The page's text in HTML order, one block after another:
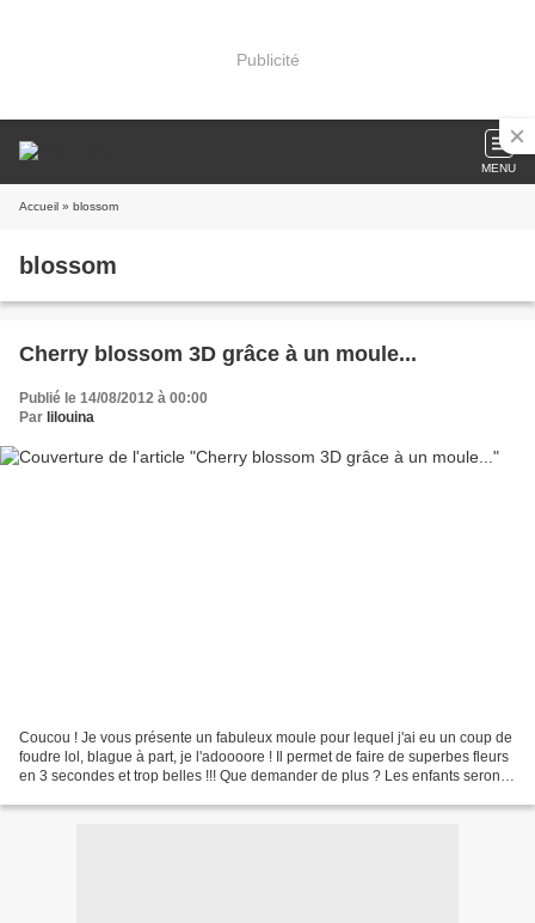
Publicité
MENU
Accueil » blossom
blossom
Cherry blossom 3D grâce à un moule...
Publié le 14/08/2012 à 00:00
Par lilouina
Coucou ! Je vous présente un fabuleux moule pour lequel j'ai eu un coup de
foudre lol, blague à part, je l'adoooore ! Il permet de faire de superbes fleurs
en 3 secondes et trop belles !!! Que demander de plus ? Les enfants seront